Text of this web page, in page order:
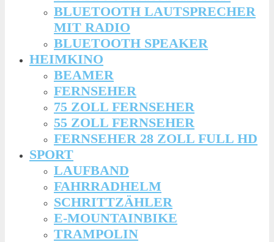
BLUETOOTH LAUTSPRECHER
MIT RADIO
BLUETOOTH SPEAKER
HEIMKINO
BEAMER
FERNSEHER
75 ZOLL FERNSEHER
55 ZOLL FERNSEHER
FERNSEHER 28 ZOLL FULL HD
SPORT
LAUFBAND
FAHRRADHELM
SCHRITTZÄHLER
E-MOUNTAINBIKE
TRAMPOLIN